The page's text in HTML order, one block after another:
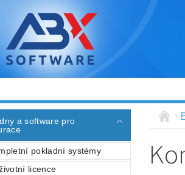
a software pro
pokladní systémy
licence